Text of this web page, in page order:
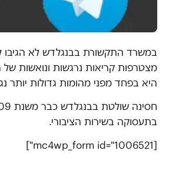
במשרד התקשורת בבנגלדש לא הגיבו
מצטרפות קריאות נרגשות ונואשות
היא בפחד מפני מהומות גדולות
בתעסוקה בשירות הציבורי.
[mc4wp_form id="1006521"]